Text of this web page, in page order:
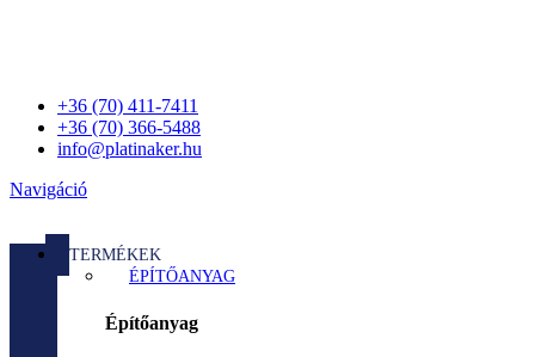
+36 (70) 411-7411
+36 (70) 366-5488
info@platinaker.hu
Navigáció
TERMÉKEK
ÉPÍTŐANYAG
Építőanyag